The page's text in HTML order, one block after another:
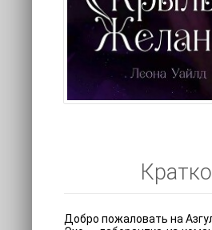
Добро пожаловать на